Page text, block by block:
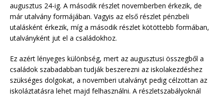
augusztus 24-ig. A második részlet novemberben érkezik, de
már utalvány formájában. Vagyis az első részlet pénzbeli
utalásként érkezik, míg a második részlet kötöttebb formában,
utalványként jut el a családokhoz.
Ez azért lényeges különbség, mert az augusztusi összegből a
családok szabadabban tudják beszerezni az iskolakezdéshez
szükséges dolgokat, a novemberi utalványt pedig célzottan az
iskoláztatásra lehet majd felhasználni. A részletszabályoknál